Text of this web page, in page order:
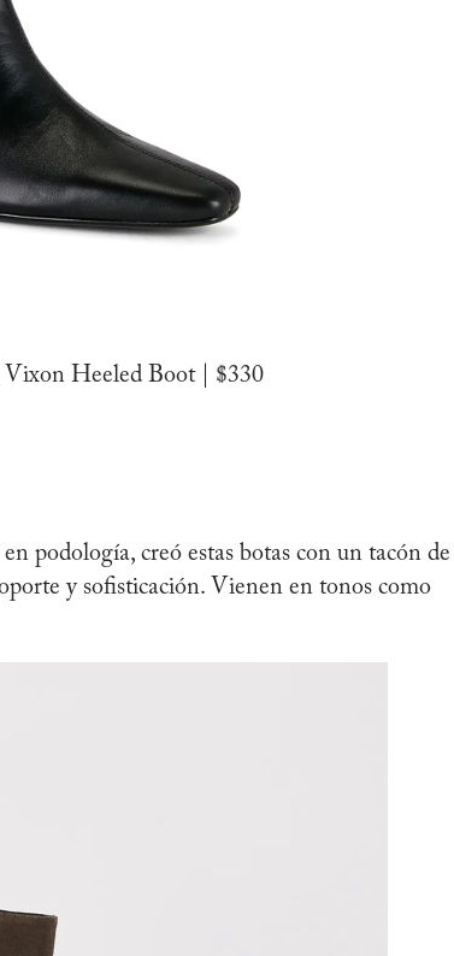
Vixon Heeled Boot | $330
podología, creó estas botas con un tacón de
y sofisticación. Vienen en tonos como